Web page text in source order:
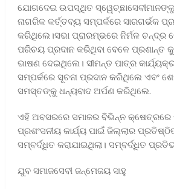
ଯୋଗଦେଇ ଉପସ୍ଥିତ ସ୍ୱେଚ୍ଛାସେବୀମାନଙ୍କୁ
ନାଗରିକ କର୍ତ୍ତବ୍ୟ ସମ୍ପର୍କରେ ସାରଗର୍ଭକ
କରିଥିଲେ।ସଭା ପ୍ରାରମ୍ଭରେ ନିର୍ମଳ ଚନ୍ଦ୍ର
ପରିଚୟ ପ୍ରଦାନ କରିଥିବା ବେଳେ ପ୍ରଶାନ୍ତ
ଭାଷଣ ଦେଇଥିଲେ। ସୀମନ୍ତ ପାତ୍ର
ସମ୍ପର୍କରେ ସୂଚନା ପ୍ରଦାନ କରିଥିଲେ ଏବଂ
ସମସ୍ତଙ୍କୁ ଧନ୍ୟବାଦ ଅର୍ପଣ କରିଥିଲେ.
​ଏହି ଅବସରରେ ସମାଜର ବିଭିନ୍ନ
ପ୍ରଶଂସନୀୟ କାର୍ଯ୍ୟ ପାଇଁ ଜିଲ୍ଲାର
ସମ୍ବର୍ଦ୍ଧିତ କରାଯାଇଥିଲା। ସମ୍ବର୍ଦ୍ଧିତ
​ଯୁବ ସମାଜସେବୀ ଜନ୍ମେଜୟ ସାହୁ